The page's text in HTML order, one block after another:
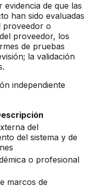
de que las
han sido evaluadas
proveedor o
proveedor, los
de pruebas
la validación
independiente
del
del sistema y de
o profesional
marcos de